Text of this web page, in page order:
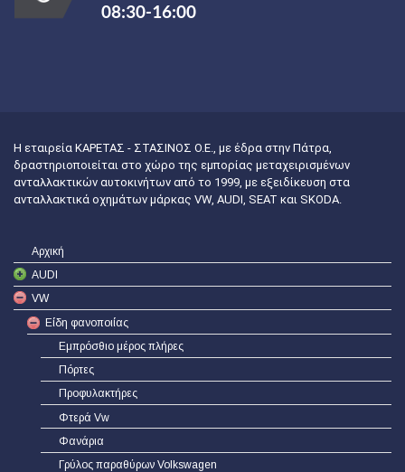
08:30-16:00
Η εταιρεία ΚΑΡΕΤΑΣ - ΣΤΑΣΙΝΟΣ Ο.Ε., με έδρα στην Πάτρα,
δραστηριοποιείται στο χώρο της εμπορίας μεταχειρισμένων
ανταλλακτικών αυτοκινήτων από το 1999, με εξειδίκευση στα
ανταλλακτικά οχημάτων μάρκας VW, AUDI, SEAT και SKODA.
Αρχική
AUDI
VW
Είδη φανοποιίας
Εμπρόσθιο μέρος πλήρες
Πόρτες
Προφυλακτήρες
Φτερά Vw
Φανάρια
Γρύλος παραθύρων Volkswagen